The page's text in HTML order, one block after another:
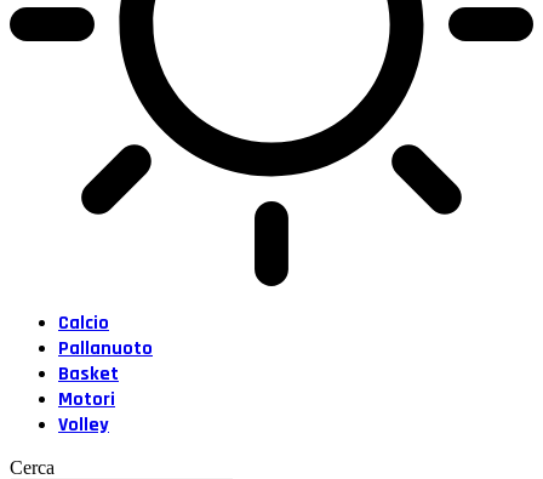
Calcio
Pallanuoto
Basket
Motori
Volley
Cerca